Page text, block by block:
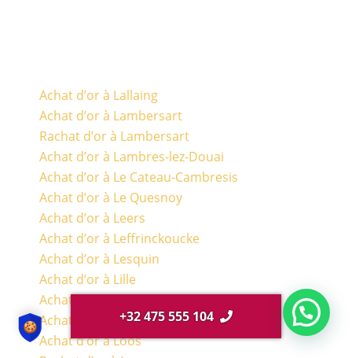
Achat d’or à Lallaing
Achat d’or à Lambersart
Rachat d’or à Lambersart
Achat d’or à Lambres-lez-Douai
Achat d’or à Le Cateau-Cambresis
Achat d’or à Le Quesnoy
Achat d’or à Leers
Achat d’or à Leffrinckoucke
Achat d’or à Lesquin
Achat d’or à Lille
Achat d’or à Linselles
Achat d’or à Loon-Plage
Achat d’or à Loos
+32 475 555 104